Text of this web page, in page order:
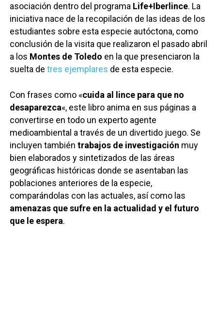
asociación dentro del programa Life+Iberlince. La
iniciativa nace de la recopilación de las ideas de los
estudiantes sobre esta especie autóctona, como
conclusión de la visita que realizaron el pasado abril
a los Montes de Toledo en la que presenciaron la
suelta de tres ejemplares de esta especie.
Con frases como «cuida al lince para que no
desaparezca«, este libro anima en sus páginas a
convertirse en todo un experto agente
medioambiental a través de un divertido juego. Se
incluyen también trabajos de investigación muy
bien elaborados y sintetizados de las áreas
geográficas históricas donde se asentaban las
poblaciones anteriores de la especie,
comparándolas con las actuales, así como las
amenazas que sufre en la actualidad y el futuro
que le espera.